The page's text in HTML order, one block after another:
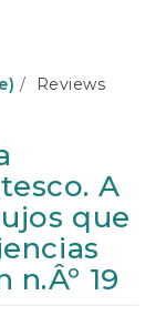
Reviews
A
que
19